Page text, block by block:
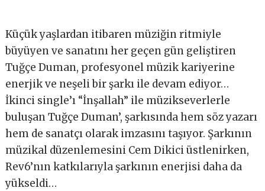
Küçük yaşlardan itibaren müziğin ritmiyle
büyüyen ve sanatını her geçen gün geliştiren
Tuğçe Duman, profesyonel müzik kariyerine
enerjik ve neşeli bir şarkı ile devam ediyor…
İkinci single’ı “İnşallah” ile müzikseverlerle
buluşan Tuğçe Duman’, şarkısında hem söz yazarı
hem de sanatçı olarak imzasını taşıyor. Şarkının
müzikal düzenlemesini Cem Dikici üstlenirken,
Rev6’nın katkılarıyla şarkının enerjisi daha da
yükseldi…